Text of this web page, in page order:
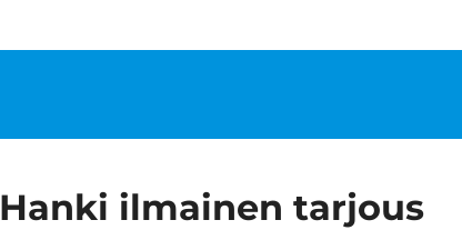
Hanki ilmainen tarjous